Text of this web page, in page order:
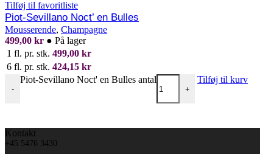
Tilføj til favoritliste
Piot-Sevillano Noct’ en Bulles
Mousserende, Champagne
499,00 kr ● På lager
1 fl. pr. stk. 499,00 kr
6 fl. pr. stk. 424,15 kr
-
Piot-Sevillano Noct' en Bulles antal
+
Tilføj til kurv
Kontakt
+45 5476 3430